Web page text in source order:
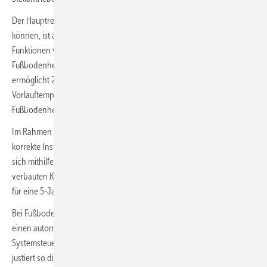
Der Hauptregler, an dem bis zu 15 Raumthermostate registriert werden
können, ist als Basisversion und als Variante mit erweiterten
Funktionen verfügbar: Der Basisregler unterstützt die Anwendungen
Fußbodenheizung und Fußbodenkühlung. Die erweiterte Version
ermöglicht 20 Applikationen zur bedarfsgeführten
Vorlauftemperaturregelung und / oder zur Umschaltung von
Fußbodenheizung auf Fußbodenkühlung.
Im Rahmen der Inbetriebnahme bestätigt ein Netzwerktest die
korrekte Installation und Einstellung des Systems. Abschließend lässt
sich mithilfe der App ein Übergabeprotokoll erstellen. Es listet alle
verbauten Komponenten und das Inbetriebnahmedatum als Referenz
für eine 5-Jahres-Herstellergarantie.
Bei Fußbodenheizungen mit maximal 20 Heizkreisen realisiert Icon2
einen automatischen Hydraulischen Abgleich. Dabei berechnet die
Systemsteuerung die erforderlichen Wärmemengen permanent, und
justiert so die „Einstellungen“ regelmäßig nach. Ausgehend von der